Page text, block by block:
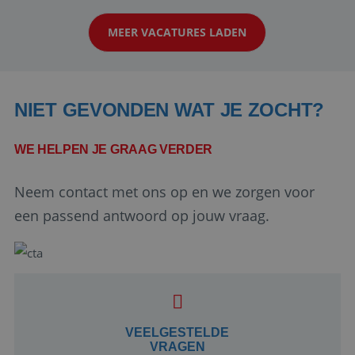
klanten te overtuigen om die droomreis te
boeken! ...
MEER VACATURES LADEN
NIET GEVONDEN WAT JE ZOCHT?
WE HELPEN JE GRAAG VERDER
Neem contact met ons op en we zorgen voor
een passend antwoord op jouw vraag.
VEELGESTELDE
VRAGEN
Google Privacy Policy